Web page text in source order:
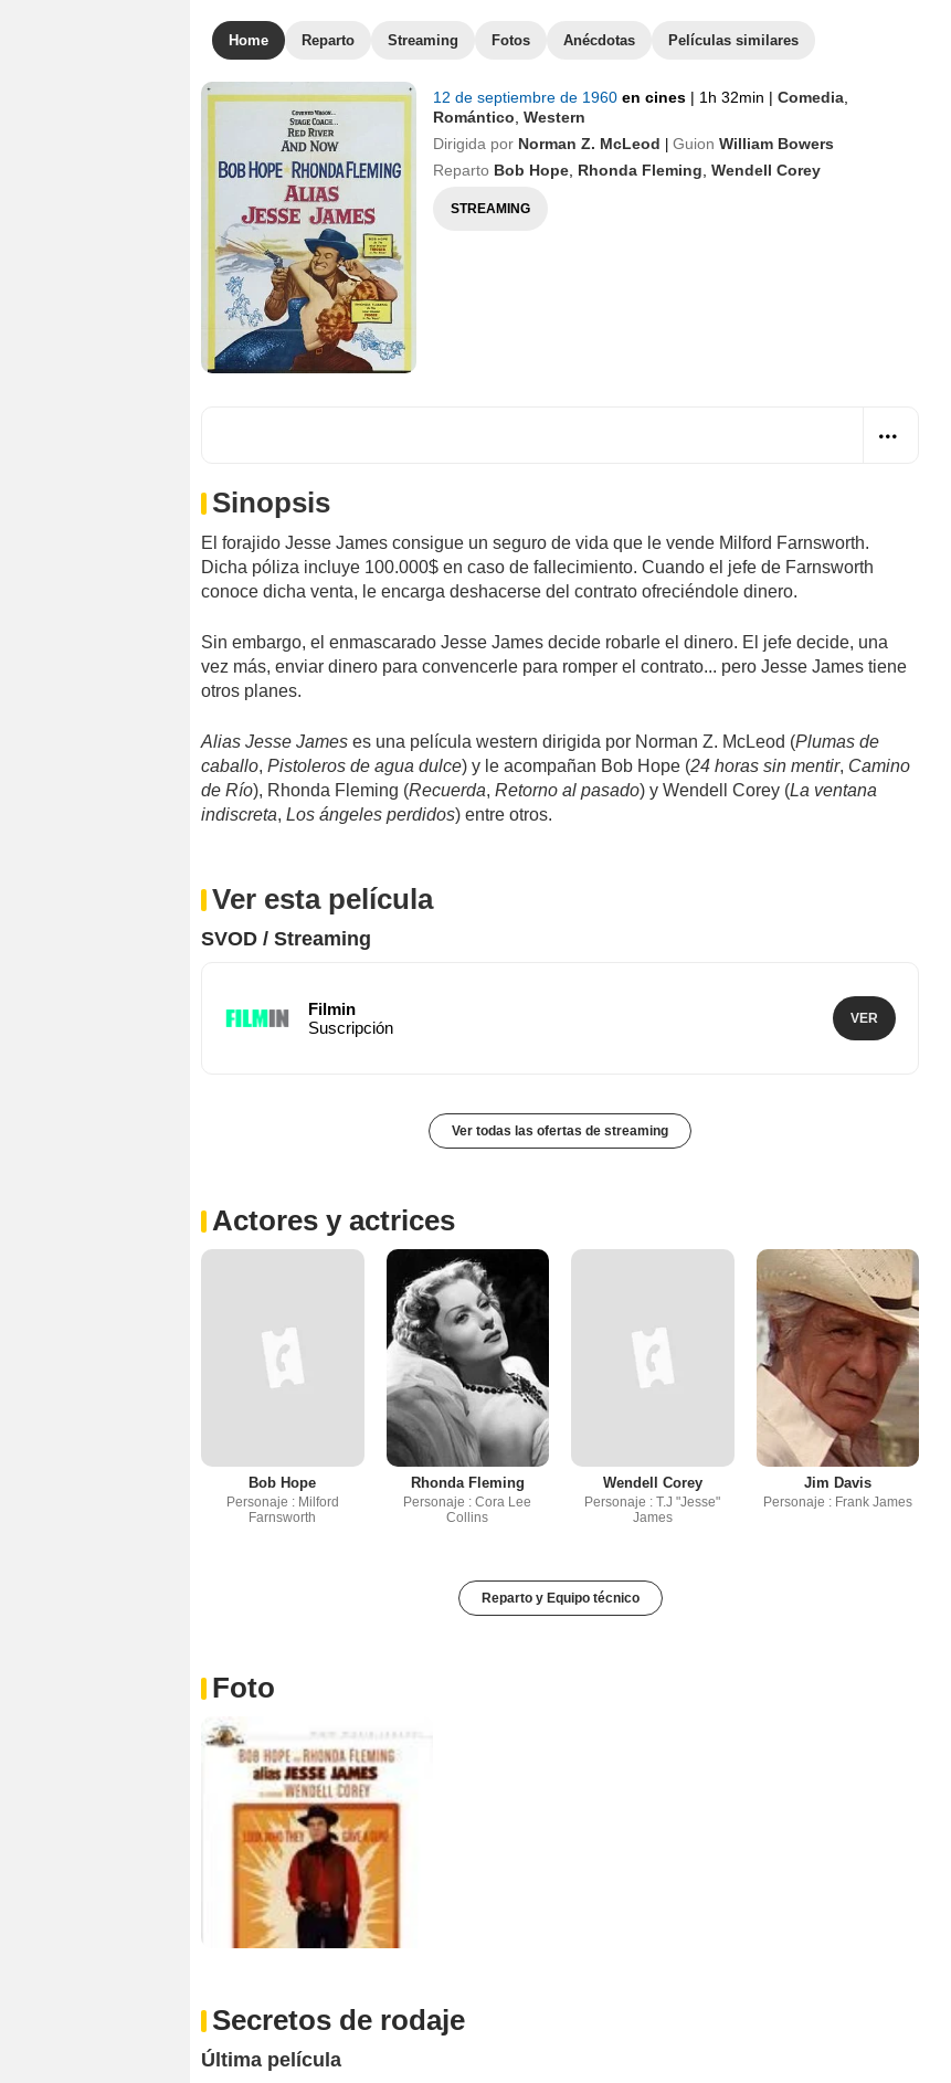
Home Reparto Streaming Fotos Anécdotas Películas similares
12 de septiembre de 1960 en cines | 1h 32min | Comedia
Romántico Western
Dirigida por Norman Z. McLeod Guion William Bowers
Reparto Bob Hope Rhonda Fleming Wendell Corey
STREAMING
Sinopsis
El forajido Jesse James consigue un seguro de vida que le vende Milford Farnsworth.
Dicha póliza incluye 100.000$ en caso de fallecimiento. Cuando el jefe de Farnsworth
conoce dicha venta, le encarga deshacerse del contrato ofreciéndole dinero.
Sin embargo, el enmascarado Jesse James decide robarle el dinero. El jefe decide, una
vez más, enviar dinero para convencerle para romper el contrato... pero Jesse James tiene
otros planes.
Alias Jesse James es una película western dirigida por Norman Z. McLeod (Plumas de
caballo, Pistoleros de agua dulce) y le acompañan Bob Hope (24 horas sin mentir, Camino
de Río), Rhonda Fleming (Recuerda, Retorno al pasado) y Wendell Corey (La ventana
indiscreta, Los ángeles perdidos) entre otros.
Ver esta película
SVOD / Streaming
Filmin
Suscripción
VER
Ver todas las ofertas de streaming
Actores y actrices
Bob Hope
Personaje : Milford
Farnsworth
Rhonda Fleming
Personaje : Cora Lee
Collins
Wendell Corey
Personaje : T.J "Jesse"
James
Jim Davis
Personaje : Frank James
Reparto y Equipo técnico
Foto
Secretos de rodaje
Última película